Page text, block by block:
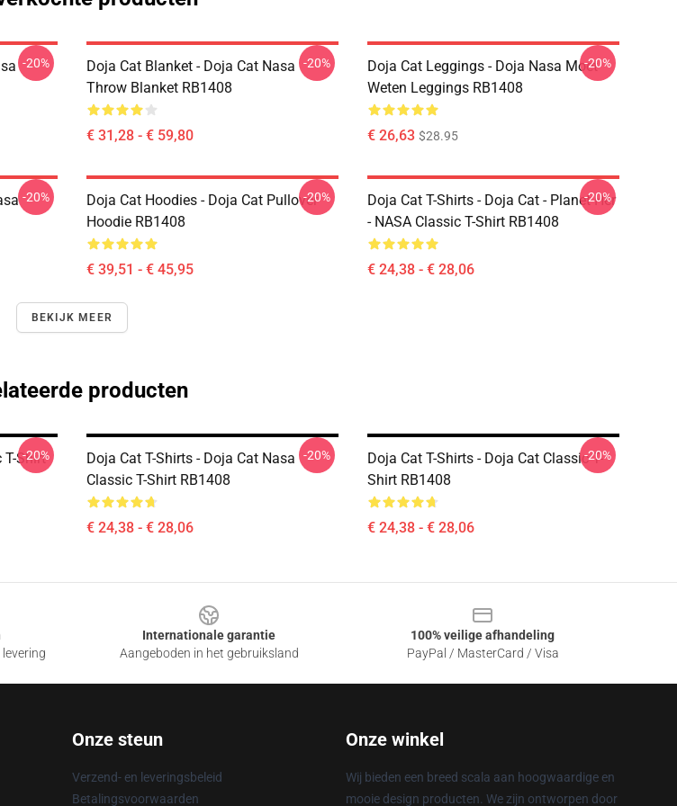
-20%
Doja Cat Blanket - Doja Cat Nasa
Throw Blanket RB1408
€ 31,28 - € 59,80
-20%
Doja Cat Leggings - Doja Nasa Moet
Weten Leggings RB1408
€ 26,63 $28.95
-20%
-20%
Doja Cat Hoodies - Doja Cat Pullover
Hoodie RB1408
€ 39,51 - € 45,95
-20%
Doja Cat T-Shirts - Doja Cat - Planet Her
- NASA Classic T-Shirt RB1408
€ 24,38 - € 28,06
-20%
BEKIJK MEER
producten
T-Shirt
-20%
Doja Cat T-Shirts - Doja Cat Nasa
Classic T-Shirt RB1408
€ 24,38 - € 28,06
-20%
Doja Cat T-Shirts - Doja Cat Classic T-
Shirt RB1408
€ 24,38 - € 28,06
-20%
Internationale garantie
Aangeboden in het gebruiksland
100% veilige afhandeling
PayPal / MasterCard / Visa
Onze steun
Verzend- en leveringsbeleid
Betalingsvoorwaarden
Onze winkel
Wij bieden een breed scala aan hoogwaardige en
mooie design producten. We zijn ontworpen door